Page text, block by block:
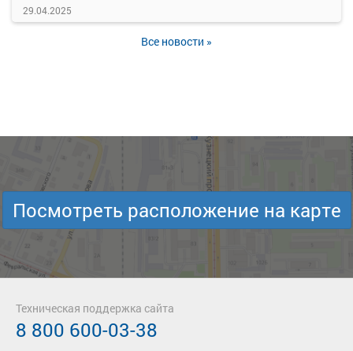
29.04.2025
Все новости »
Посмотреть расположение на карте
Техническая поддержка сайта
8 800 600-03-38